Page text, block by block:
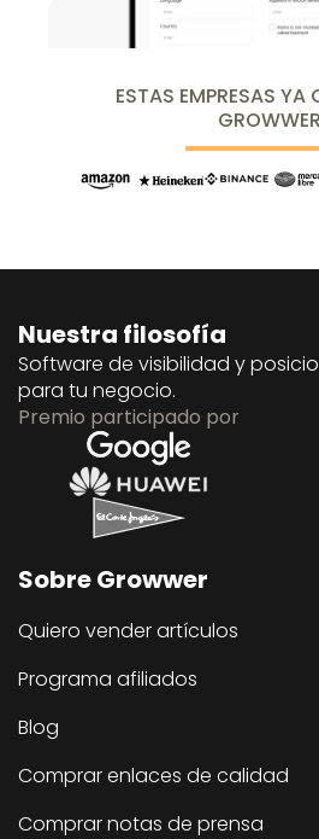
ESTAS EMPRESAS YA
GROWWER
Nuestra filosofía
Software de visibilidad y
para tu negocio.
Premio participado por
Sobre Growwer
Quiero vender artículos
Programa afiliados
Blog
Comprar enlaces de calidad
Comprar notas de prensa